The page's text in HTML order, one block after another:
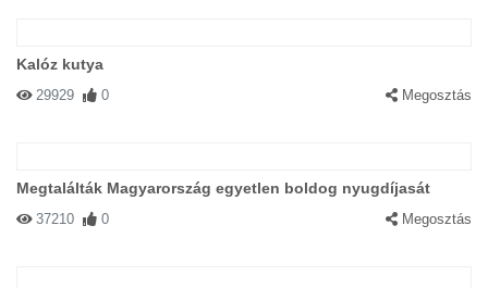
Kalóz kutya
29929 0 Megosztás
Megtalálták Magyarország egyetlen boldog nyugdíjasát
37210 0 Megosztás